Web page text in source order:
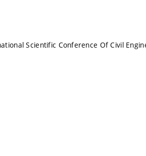
Scientific Conference Of Civil